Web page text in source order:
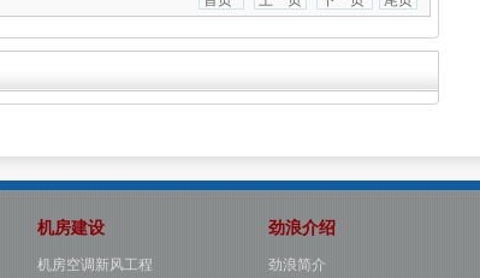
机房建设
机房空调新风工程
劲浪介绍
劲浪简介